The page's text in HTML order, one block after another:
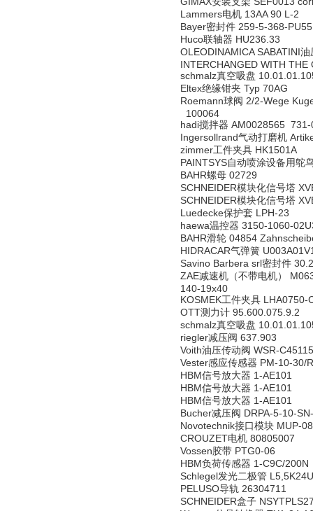
Lammers电机 13AA 90 L-2
Bayer密封件 259-5-368-PU55
Huco联轴器 HU236.33
OLEODINAMICA SABATINI
INTERCHANGED WITH THE
schmalz真空吸盘
Eltex绝缘钳夹 Typ 70AG
Roemann球阀 2/2-Wege
100064
hadi搅拌器 AM0028565
Ingersollrand气动打磨机
zimmer工件夹具 HK1501A
PAINTSYS自动喷涂设备用鸵
BAHR螺母 02729
SCHNEIDER模块化信号塔
SCHNEIDER模块化信号塔
Luedecke保护套 LPH-23
haewa温控器 3150-1060-
BAHR滑轮 04854
HIDRACAR气弹簧
Savino Barbera srl密封件
ZAE减速机（不带电机）
140-19x40
KOSMEK工件夹具 LHA0750-
OTT测力计 95.600.075.9.2
schmalz真空吸盘
riegler减压阀 637.903
Voith油压传动阀 WSR-
Vester感应传感器 PM-10-30/
HBM信号放大器 1-AE101
HBM信号放大器 1-AE101
HBM信号放大器 1-AE101
Bucher减压阀 DRPA-5-10-
Novotechnik接口模块 MUP-
CROUZET电机 80805007
Vossen胶带 PTG0-06
HBM负荷传感器 1-C9C/200N
Schlegel发光二极管
PELUSO导轨 26304711
SCHNEIDER盒子